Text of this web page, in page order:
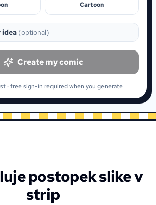
Cartoon
idea (optional)
Create my comic
· free sign-in required when you generate
postopek slike v
strip